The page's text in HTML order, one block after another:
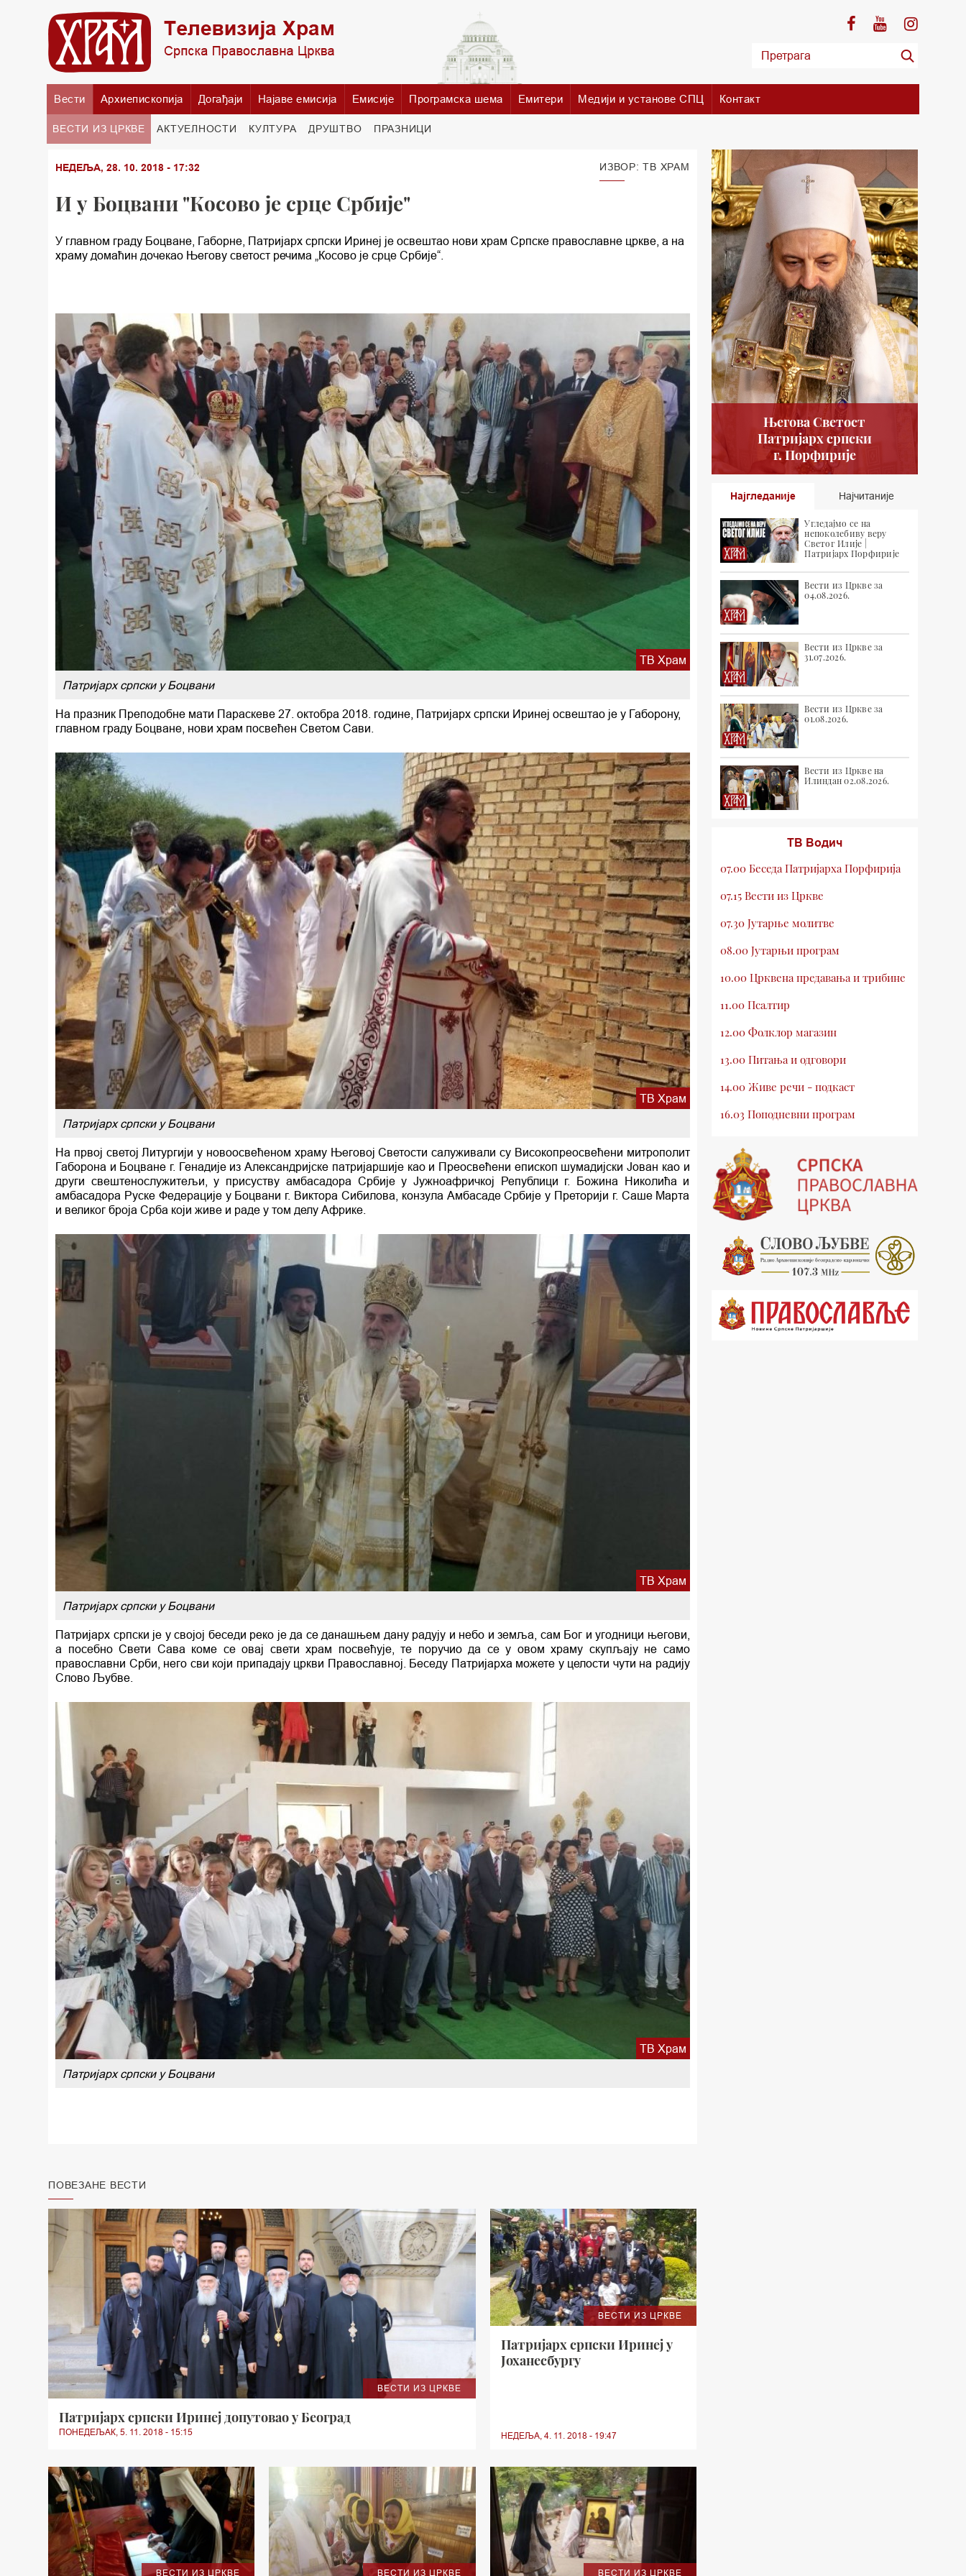
Вести Архиепископија Догађаји Најаве емисија Емисије Програмска шема Емитери Медији и установе СПЦ Контакт
ВЕСТИ ИЗ ЦРКВЕ АКТУЕЛНОСТИ КУЛТУРА ДРУШТВО ПРАЗНИЦИ
НЕДЕЉА, 28. 10. 2018 - 17:32 ИЗВОР: ТВ ХРАМ
И у Боцвани "Косово је срце Србије"
У главном граду Боцване, Габорне, Патријарх српски Иринеј је освештао нови храм Српске православне цркве, а на
храму домаћин дочекао Његову светост речима „Косово је срце Србије“.
ТВ Храм
Патријарх српски у Боцвани
На празник Преподобне мати Параскеве 27. октобра 2018. године, Патријарх српски Иринеј освештао је у Габорону,
главном граду Боцване, нови храм посвећен Светом Сави.
ТВ Храм
Патријарх српски у Боцвани
На првој светој Литургији у новоосвећеном храму Његовој Светости салуживали су Високопреосвећени митрополит
Габорона и Боцване г. Генадије из Александријске патријаршије као и Преосвећени епископ шумадијски Јован као и
други свештенослужитељи, у присуству амбасадора Србије у Јужноафричкој Републици г. Божина Николића и
амбасадора Руске Федерације у Боцвани г. Виктора Сибилова, конзула Амбасаде Србије у Преторији г. Саше Марта
и великог броја Срба који живе и раде у том делу Африке.
ТВ Храм
Патријарх српски у Боцвани
Патријарх српски је у својој беседи реко је да се данашњем дану радују и небо и земља, сам Бог и угодници његови,
а посебно Свети Сава коме се овај свети храм посвећује, те поручио да се у овом храму скупљају не само
православни Срби, него сви који припадају цркви Православној. Беседу Патријарха можете у целости чути на радију
Слово Љубве.
ТВ Храм
Патријарх српски у Боцвани
ПОВЕЗАНЕ ВЕСТИ
ВЕСТИ ИЗ ЦРКВЕ
Патријарх српски Иринеј допутовао у Београд
ПОНЕДЕЉАК, 5. 11. 2018 - 15:15
ВЕСТИ ИЗ ЦРКВЕ
Патријарх српски Иринеј у
Јоханесбургу
НЕДЕЉА, 4. 11. 2018 - 19:47
ВЕСТИ ИЗ ЦРКВЕ ВЕСТИ ИЗ ЦРКВЕ ВЕСТИ ИЗ ЦРКВЕ
Његова Светост
Патријарх српски
г. Порфирије
Најгледаније Најчитаније
Угледајмо се на
непоколебиву веру
Светог Илије |
Патријарх Порфирије
Вести из Цркве за
04.08.2026.
Вести из Цркве за
31.07.2026.
Вести из Цркве за
01.08.2026.
Вести из Цркве на
Илиндан 02.08.2026.
ТВ Водич
07.00 Беседа Патријарха Порфирија
07.15 Вести из Цркве
07.30 Јутарње молитве
08.00 Јутарњи програм
10.00 Црквена предавања и трибине
11.00 Псалтир
12.00 Фолклор магазин
13.00 Питања и одговори
14.00 Живе речи - подкаст
16.03 Поподневни програм
19.03 Млади у Цркви
19.30 Вечерње молитве
20.00 Вести из Цркве
20.15 Реч архијереја
20.30 Хроника Архиепископије
21.03 Врлинослов
22.03 Црквена предавања и трибине